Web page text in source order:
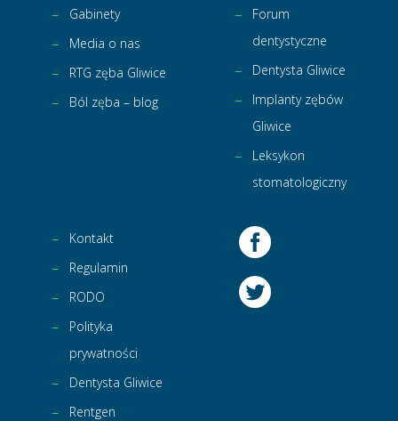
Gabinety
Media o nas
RTG zęba Gliwice
Ból zęba – blog
Forum
dentystyczne
Dentysta Gliwice
Implanty zębów
Gliwice
Leksykon
stomatologiczny
Kontakt
Regulamin
RODO
Polityka
prywatności
Dentysta Gliwice
Rentgen